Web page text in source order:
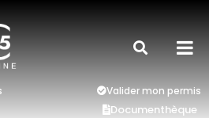
Valider mon permis
Documenthèque